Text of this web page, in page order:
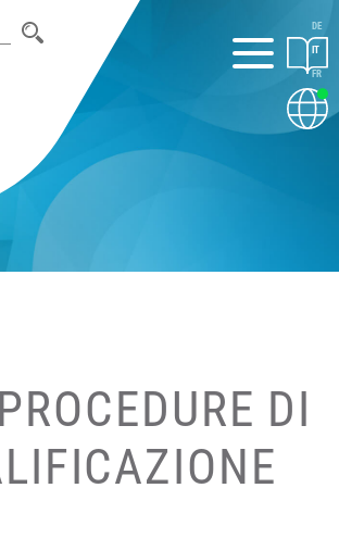
SEPHIR
DE
IT
FR
DI